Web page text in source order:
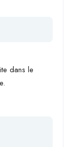
dans le